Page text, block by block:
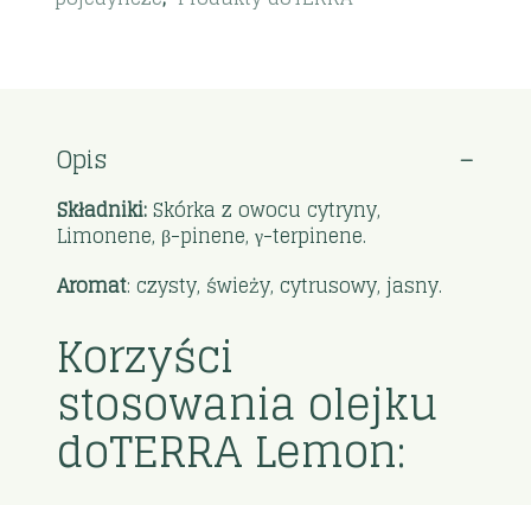
Opis
Składniki:Skórka z owocu cytryny,
Limonene, β-pinene, γ-terpinene.
Aromat: czysty, świeży, cytrusowy, jasny.
Korzyści
stosowania olejku
doTERRA Lemon: